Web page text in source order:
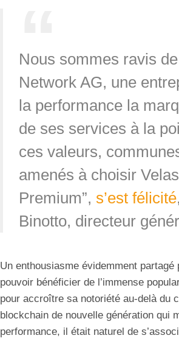
Nous sommes ravis
Network AG, une
la performance la
de ses services à la
ces valeurs,
amenés à choisir
Premium”, s’est félicité
Binotto, directeur
Un enthousiasme évidemment
pouvoir bénéficier de l’immense
pour accroître sa notoriété au-delà du
blockchain de nouvelle génération qui
performance, il était naturel de